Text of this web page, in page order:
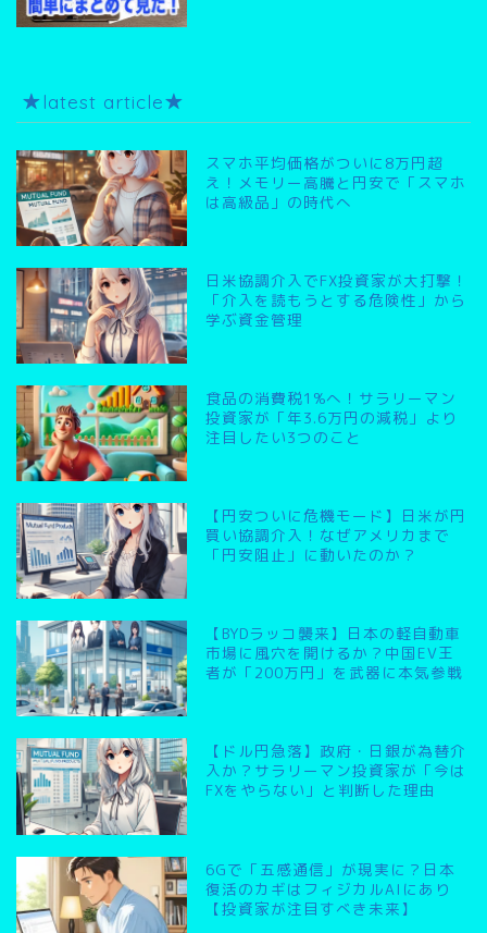
★latest article★
スマホ平均価格がついに8万円超
え！メモリー高騰と円安で「スマホ
は高級品」の時代へ
日米協調介入でFX投資家が大打撃！
「介入を読もうとする危険性」から
学ぶ資金管理
食品の消費税1%へ！サラリーマン
投資家が「年3.6万円の減税」より
注目したい3つのこと
【円安ついに危機モード】日米が円
買い協調介入！なぜアメリカまで
「円安阻止」に動いたのか？
【BYDラッコ襲来】日本の軽自動車
市場に風穴を開けるか？中国EV王
者が「200万円」を武器に本気参戦
【ドル円急落】政府・日銀が為替介
入か？サラリーマン投資家が「今は
FXをやらない」と判断した理由
6Gで「五感通信」が現実に？日本
復活のカギはフィジカルAIにあり
【投資家が注目すべき未来】